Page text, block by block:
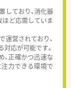
しており、消化器
ど応需していま
営されており、
応が可能です。
正確かつ迅速な
力できる環境で